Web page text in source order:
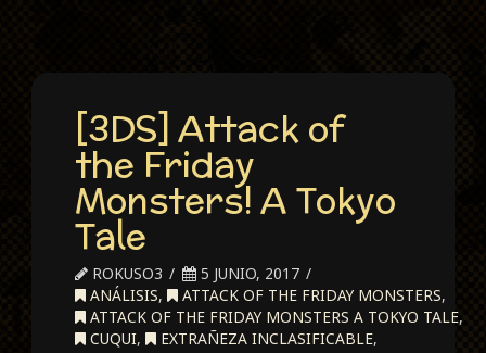
[3DS] Attack of
the Friday
Monsters! A Tokyo
Tale
ROKUSO3
5 JUNIO, 2017
ANÁLISIS, ATTACK OF THE FRIDAY MONSTERS,
ATTACK OF THE FRIDAY MONSTERS A TOKYO TALE,
CUQUI, EXTRAÑEZA INCLASIFICABLE,